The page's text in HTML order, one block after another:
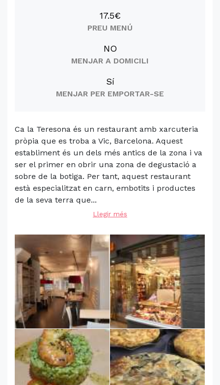
17.5€
PREU MENÚ
NO
MENJAR A DOMICILI
Sí
MENJAR PER EMPORTAR-SE
Ca la Teresona és un restaurant amb xarcuteria
pròpia que es troba a Vic, Barcelona. Aquest
establiment és un dels més antics de la zona i va
ser el primer en obrir una zona de degustació a
sobre de la botiga. Per tant, aquest restaurant
està especialitzat en carn, embotits i productes
de la seva terra que...
Llegir més